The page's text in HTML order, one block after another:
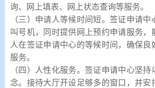
询、网上填表、网上状态查询等服务。
（三）申请人等候时间短。签证申请
叫号机，同时提供网上预约申请服务，
人在签证申请中心的等候时间，确保良
服务。
（四）人性化服务。签证申请中心坚
念。接待大厅开设足够多的窗口，并安